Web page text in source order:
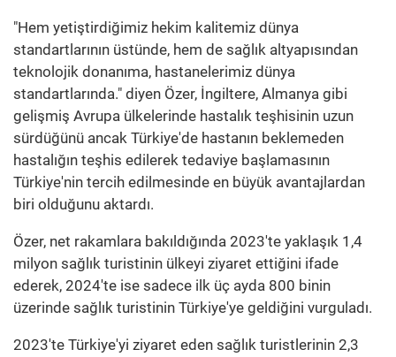
"Hem yetiştirdiğimiz hekim kalitemiz dünya
standartlarının üstünde, hem de sağlık altyapısından
teknolojik donanıma, hastanelerimiz dünya
standartlarında." diyen Özer, İngiltere, Almanya gibi
gelişmiş Avrupa ülkelerinde hastalık teşhisinin uzun
sürdüğünü ancak Türkiye'de hastanın beklemeden
hastalığın teşhis edilerek tedaviye başlamasının
Türkiye'nin tercih edilmesinde en büyük avantajlardan
biri olduğunu aktardı.
Özer, net rakamlara bakıldığında 2023'te yaklaşık 1,4
milyon sağlık turistinin ülkeyi ziyaret ettiğini ifade
ederek, 2024'te ise sadece ilk üç ayda 800 binin
üzerinde sağlık turistinin Türkiye'ye geldiğini vurguladı.
2023'te Türkiye'yi ziyaret eden sağlık turistlerinin 2,3